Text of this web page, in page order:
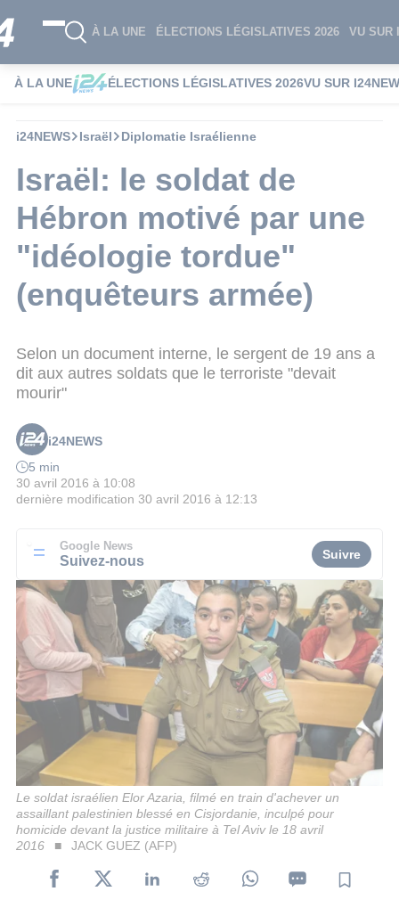
À LA UNE ÉLECTIONS LÉGISLATIVES 2026 VU SUR
À LA UNE ÉLECTIONS LÉGISLATIVES 2026VU SUR
i24NEWS Israël Diplomatie Israélienne
Israël: le soldat de
Hébron motivé par une
"idéologie tordue"
(enquêteurs armée)
Selon un document interne, le sergent de 19 ans a
dit aux autres soldats que le terroriste "devait
mourir"
i24NEWS
5 min
30 avril 2016 à 10:08
dernière modification 30 avril 2016 à 12:13
Google News
Suivez-nous Suivre
Le soldat israélien Elor Azaria, filmé en train d'achever un
assaillant palestinien blessé en Cisjordanie, inculpé pour
homicide devant la justice militaire à Tel Aviv le 18 avril
2016
JACK GUEZ (AFP)